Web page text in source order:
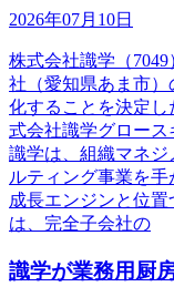
2026年07月10日
株式会社識学（
社（愛知県あま市）
化することを決定
式会社識学グロース
識学は、組織マネ
ルティング事業を
成長エンジンと位
は、完全子会社の
識学が業務用厨